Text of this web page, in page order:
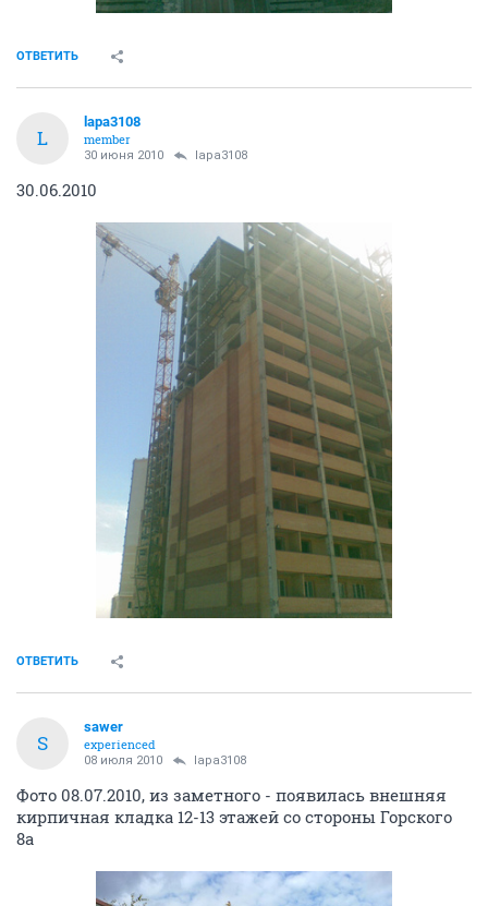
ОТВЕТИТЬ
L
lapa3108
member
30 июня 2010 lapa3108
30.06.2010
ОТВЕТИТЬ
S
sawer
experienced
08 июля 2010 lapa3108
Фото 08.07.2010, из заметного - появилась внешняя
кирпичная кладка 12-13 этажей со стороны Горского
8а